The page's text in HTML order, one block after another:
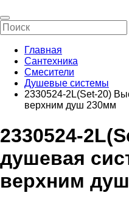
Главная
Сантехника
Смесители
Душевые системы
2330524-2L(Set-20)
верхним душ 230мм
2330524-
душевая
верхним